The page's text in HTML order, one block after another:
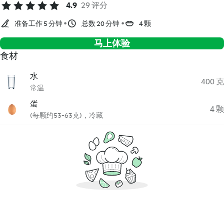
4.9 29 评分
准备工作 5 分钟 总数 20 分钟 4 颗
马上体验
食材
水
常温
400 克
蛋
(每颗约53-63克)，冷藏
4 颗